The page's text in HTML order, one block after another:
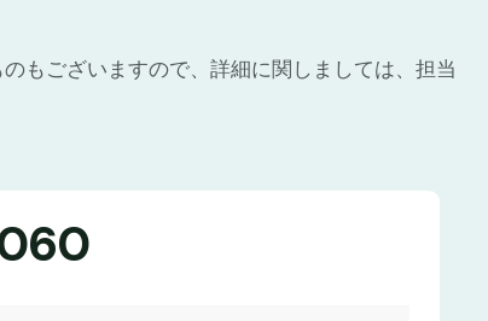
もございますので、詳細に関しましては、担当